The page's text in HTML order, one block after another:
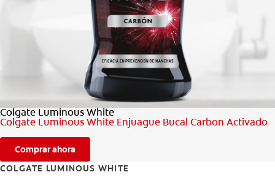
CHEQUEO DE SALUD BUCAL
SELECCIÓN DE PRODUCTOS
PARA PROFESIONALES
Colgate Luminous White
Colgate Luminous White Enjuague Bucal Carbon Activado
Comprar ahora
COLGATE LUMINOUS WHITE